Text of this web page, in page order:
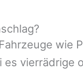
wie
es